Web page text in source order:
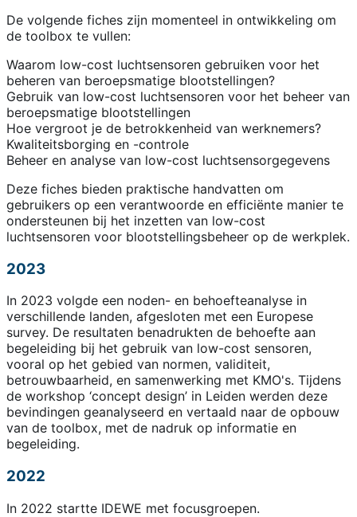
De volgende fiches zijn momenteel in ontwikkeling om
de toolbox te vullen:
Waarom low-cost luchtsensoren gebruiken voor het
beheren van beroepsmatige blootstellingen?
Gebruik van low-cost luchtsensoren voor het beheer van
beroepsmatige blootstellingen
Hoe vergroot je de betrokkenheid van werknemers?
Kwaliteitsborging en -controle
Beheer en analyse van low-cost luchtsensorgegevens
Deze fiches bieden praktische handvatten om
gebruikers op een verantwoorde en efficiënte manier te
ondersteunen bij het inzetten van low-cost
luchtsensoren voor blootstellingsbeheer op de werkplek.
2023
In 2023 volgde een noden- en behoefteanalyse in
verschillende landen, afgesloten met een Europese
survey. De resultaten benadrukten de behoefte aan
begeleiding bij het gebruik van low-cost sensoren,
vooral op het gebied van normen, validiteit,
betrouwbaarheid, en samenwerking met KMO's. Tijdens
de workshop ‘concept design’ in Leiden werden deze
bevindingen geanalyseerd en vertaald naar de opbouw
van de toolbox, met de nadruk op informatie en
begeleiding.
2022
In 2022 startte IDEWE met focusgroepen.